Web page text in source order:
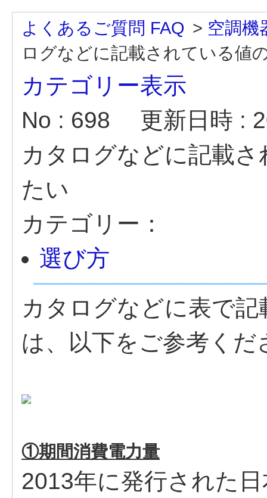
よくあるご質問 FAQ > 空調機
ログなどに記載されている値
カテゴリー表示
No : 698
更新日時 :
カタログなどに記載
たい
カテゴリー：
選び方
カタログなどに表で
は、以下をご参考くだ
①期間消費電力量
2013年に発行された